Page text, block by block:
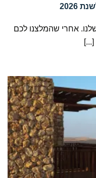
אחרי שהמלצנו לכם